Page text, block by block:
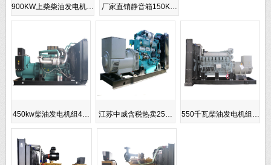
900KW上柴柴油发电机… 厂家直销静音箱150K…
450kw柴油发电机组4… 江苏中威含税热卖25… 550千瓦柴油发电机组…